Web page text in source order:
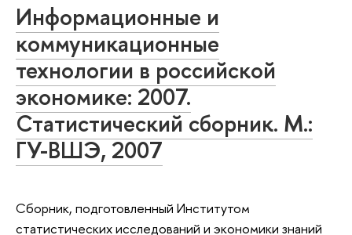
Информационные и
коммуникационные
технологии в российской
экономике: 2007.
Статистический сборник. М.:
ГУ-ВШЭ, 2007
Сборник, подготовленный Институтом
статистических исследований и экономики знаний